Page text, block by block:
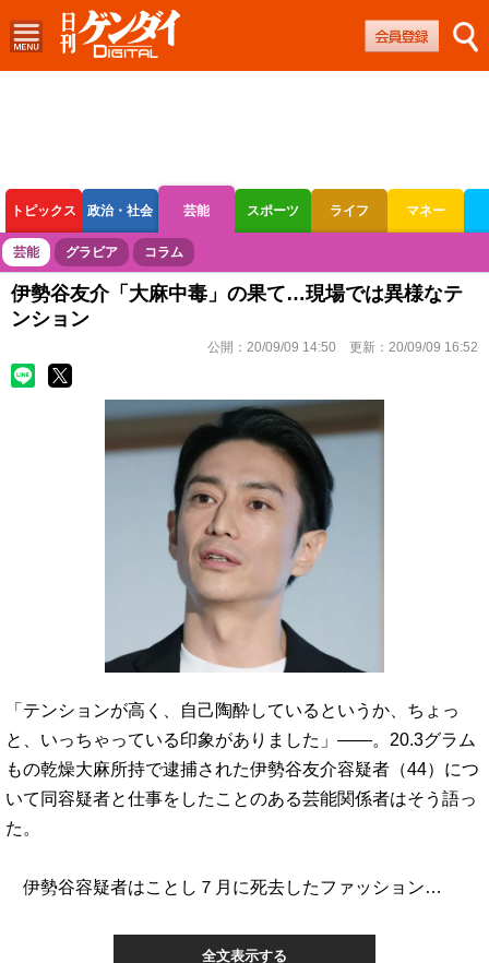
トピックス 政治・社会 芸能 スポーツ ライフ マネー
ボートレース 競輪 オートレース
芸能 グラビア コラム
伊勢谷友介「大麻中毒」の果て…現場では異様なテ
ンション
公開： 20/09/09 14:50 更新： 20/09/09 16:52
「テンションが高く、自己陶酔しているというか、ちょっ
と、いっちゃっている印象がありました」――。20.3グラム
もの乾燥大麻所持で逮捕された伊勢谷友介容疑者（44）につ
いて同容疑者と仕事をしたことのある芸能関係者はそう語っ
た。
伊勢谷容疑者はことし７月に死去したファッション…
全文表示する